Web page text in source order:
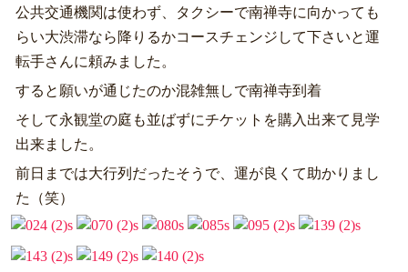
公共交通機関は使わず、タクシーで南禅寺に向かっても
らい大渋滞なら降りるかコースチェンジして下さいと運
転手さんに頼みました。
すると願いが通じたのか混雑無しで南禅寺到着
そして永観堂の庭も並ばずにチケットを購入出来て見学
出来ました。
前日までは大行列だったそうで、運が良くて助かりまし
た（笑）